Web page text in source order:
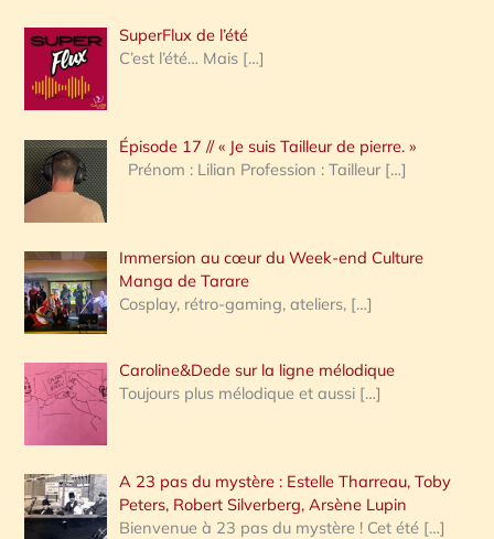
e
r
c
h
e
:
SuperFlux de l’été
C’est l’été… Mais […]
Épisode 17 // « Je suis Tailleur de pierre. »
Prénom : Lilian Profession : Tailleur […]
Immersion au cœur du Week-end Culture
Manga de Tarare
Cosplay, rétro-gaming, ateliers, […]
Caroline&Dede sur la ligne mélodique
Toujours plus mélodique et aussi […]
A 23 pas du mystère : Estelle Tharreau, Toby
Peters, Robert Silverberg, Arsène Lupin
Bienvenue à 23 pas du mystère ! Cet été […]